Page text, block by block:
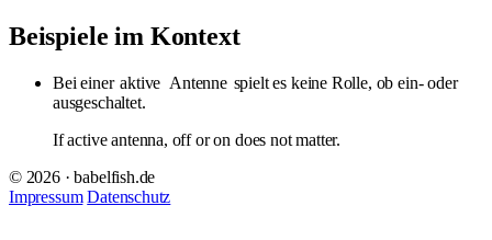
Beispiele im Kontext
Bei einer aktive Antenne spielt es keine Rolle, ob ein- oder
ausgeschaltet.
If active antenna, off or on does not matter.
© 2026 · babelfish.de
Impressum Datenschutz